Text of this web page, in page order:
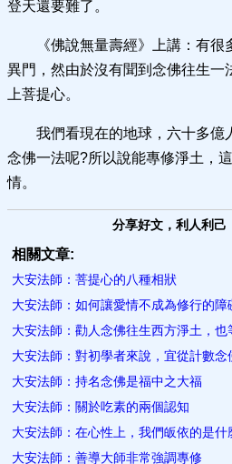
登天還要難了。
《佛說無量壽經》上講：有
異門，然由於沒有聞到念佛往生一
上菩提心。
我們看現在的地球，六十多億
念佛一法呢?所以說能專修淨土，
情。
分享好文，利人利己
相關文章:
大安法師：菩提心的八種相狀
大安法師：如何讓愛情不成為修行的障
大安法師：勸人念佛往生西方淨土，也
大安法師：對初學者來說，宜從計數念
大安法師：持名念佛是福中之大福
大安法師：關於吃素的兩個認知
大安法師：在心性上，我們皈依的是什
大安法師：善導大師非常強調專修